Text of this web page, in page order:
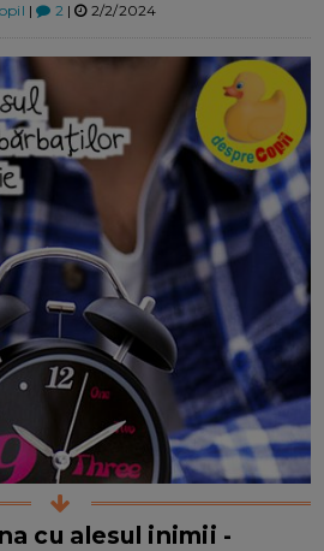
| 2| 2/2/2024
cu alesul inimii -